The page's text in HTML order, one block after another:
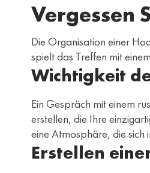
Vergessen
Die Organisation einer
spielt das Treffen mit
Wichtigkeit
Ein Gespräch mit einem
erstellen, die Ihre
eine Atmosphäre, die sich
Erstellen